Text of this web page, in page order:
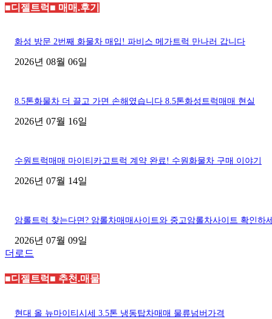
■디젤트럭■ 매매.후기
화성 방문 2번째 화물차 매입! 파비스 메가트럭 만나러 갑니다
2026년 08월 06일
8.5톤화물차 더 끌고 가면 손해였습니다 8.5톤화성트럭매매 현실
2026년 07월 16일
수원트럭매매 마이티카고트럭 계약 완료! 수원화물차 구매 이야기
2026년 07월 14일
암롤트럭 찾는다면? 암롤차매매사이트와 중고암롤차사이트 확인하
2026년 07월 09일
더로드
■디젤트럭■ 추천.매물
현대 올 뉴마이티시세 3.5톤 냉동탑차매매 물류넘버가격